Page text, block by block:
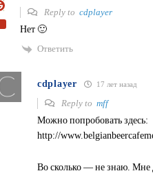
Reply to cdplayer
Нет 🙂
Ответить
cdplayer 17 лет назад
Reply to mff
Можно попробовать здесь:
http://
Во сколько — не знаю. Мне